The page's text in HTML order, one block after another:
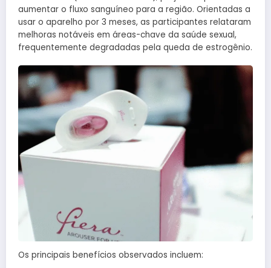
aumentar o fluxo sanguíneo para a região. Orientadas a
usar o aparelho por 3 meses, as participantes relataram
melhoras notáveis em áreas-chave da saúde sexual,
frequentemente degradadas pela queda de estrogênio.
Os principais benefícios observados incluem: